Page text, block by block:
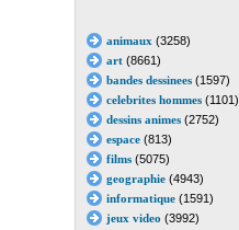
animaux (3258)
art(8661)
bandes dessinees(1597)
celebrites hommes(1101)
dessins animes(2752)
espace(813)
films(5075)
geographie(4943)
informatique(1591)
jeux video (3992)